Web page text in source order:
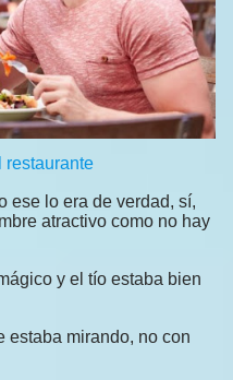
restaurante
ese lo era de verdad, sí,
atractivo como no hay
y el tío estaba bien
estaba mirando, no con